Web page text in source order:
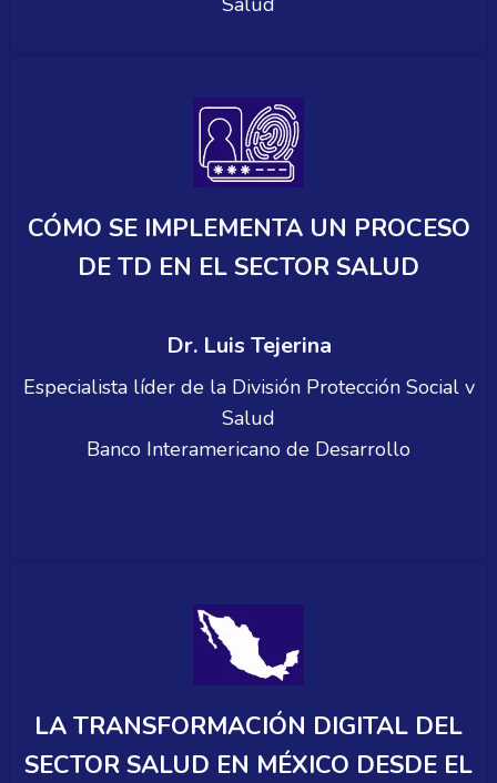
CÓMO SE IMPLEMENTA UN PROCESO
DE TD EN EL SECTOR SALUD
Dr. Luis Tejerina
Especialista líder de la División Protección Social v
Salud
Banco Interamericano de Desarrollo
LA TRANSFORMACIÓN DIGITAL DEL
SECTOR SALUD EN MÉXICO DESDE EL